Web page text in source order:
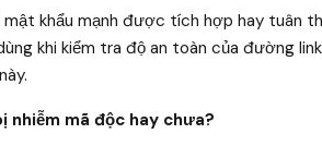
khẩu mạnh được tích hợp hay tuân
khi kiểm tra độ an toàn của đường
nhiễm mã độc hay chưa?